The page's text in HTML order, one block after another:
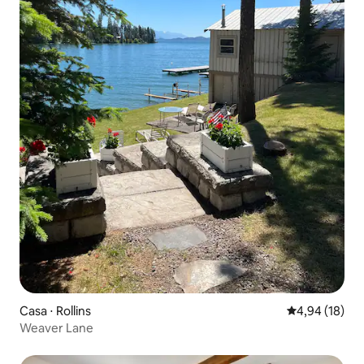
Casa ⋅ Rollins 4,94 de uma
4,94 (18)
Weaver Lane